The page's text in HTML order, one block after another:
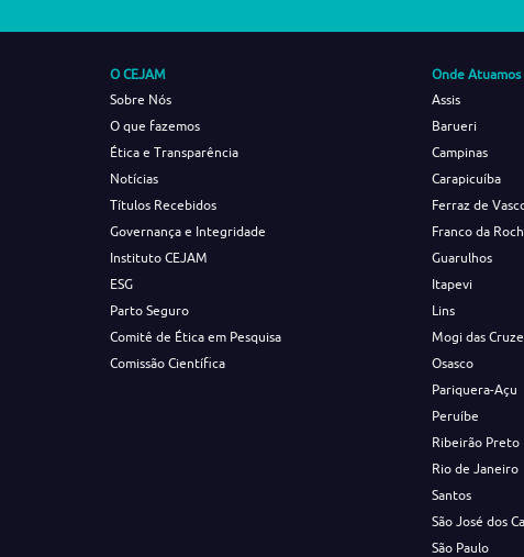
O CEJAM
Sobre Nós
O que fazemos
Ética e Transparência
Notícias
Títulos Recebidos
Governança e Integridade
Instituto CEJAM
ESG
Parto Seguro
Comitê de Ética em Pesquisa
Comissão Científica
Onde Atuamos
Assis
Barueri
Campinas
Carapicuíba
Ferraz de
Franco da
Guarulhos
Itapevi
Lins
Mogi das
Osasco
Pariquera-Açu
Peruíbe
Ribeirão Preto
Rio de Janeiro
Santos
São José dos
São Paulo